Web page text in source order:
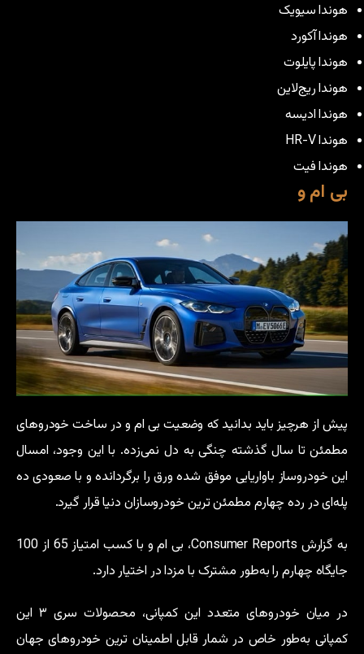
هوندا سیویک
هوندا آکورد
هوندا پایلوت
هوندا ریج‌لاین
هوندا ادیسه
هوندا HR-V
هوندا فیت
بی ام و
پیش از هرچیز باید بدانید که وضعیت بی ام و در ساخت خودروهای
مطمئن تا سال گذشته چنگی به دل نمی‌زده. با این وجود، امسال
این خودروساز باواریایی موفق شده ورق را برگردانده و با صعودی ده
پله‌ای در رده چهارم مطمئن ترین خودروسازان دنیا قرار گیرد.
به گزارش Consumer Reports، بی ام و با کسب امتیاز 65 از 100
جایگاه چهارم را به‌طور مشترک با مزدا در اختیار دارد.
در میان خودروهای متعدد این کمپانی، محصولات سری ۳ این
کمپانی به‌طور خاص در شمار قابل اطمینان ترین خودروهای جهان